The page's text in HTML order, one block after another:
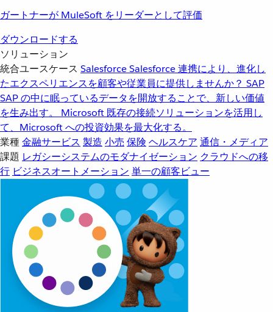
ガートナーが MuleSoft をリーダーとして評価
ダウンロードする
ソリューション
統合ユースケース SalesforceSalesforce 連携により、進化し
たエクスペリエンスを顧客や従業員に提供しませんか？ SAP
SAP の中に眠っているデータを開放することで、新しい価値
を生み出す。
Microsoft 既存の接続ソリューションを活用し
て、Microsoft への投資効果を最大化する。
業種金融サービス 製造 小売 保険 ヘルスケア 通信・メディア
課題 レガシーシステムのモダナイゼーション クラウドへの移
行 ビジネスオートメーション 単一の顧客ビュー